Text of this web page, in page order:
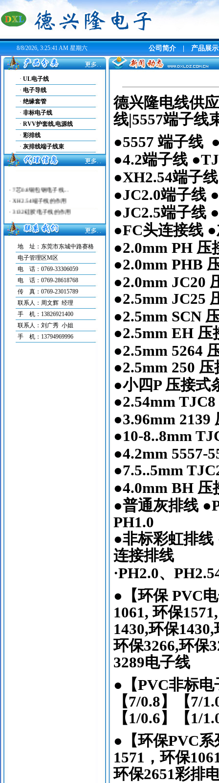
8/8/2026, 3:25:41 AM 星期六 公司简介|产品展示
· UL电子线
· 电子导线
· 绝缘套管
· 非标电子线
· RVV护套线,电源线
· 彩排线
· 灰排线端子线束
·2651彩排线有哪些规格及用途
10362铁氟龙高温连...
2464多芯屏蔽线材的...
地 址：东莞市东城中路赛格
电子管理区M区
电 话：0769-33306059
电 话：0769-28618768
传 真：0769-23015789
联系人：周文辉 经理
手 机：13826921400
联系人：刘广秀 小姐
手 机：13794969996
​德兴隆电线供应
线|5557端子线
●5557端子线
●4.2端子线
●XH2.54端子线
●JC2.0端子线
●JC2.5端子线●
●FC头连接线●
●2.0mm PH 压
●2.0mm PHB
●2.0mm JC20
●2.5mm JC25
●2.5mm SCN
●2.5mm EH 压
●2.5mm 5264
●2.5mm 250 压
●小四P 压接式
●2.54mm TJC8
●3.96mm 2139
●10-8..8mm
●4.2mm 5557-
●7.5..5mm
●4.0mm BH
●普通灰排线
PH1.0
●非标彩虹排线
连接排线
·PH2.0、
● 【环保PVC
1061,环保
1430,环保1430,
环保3266,环保
3289电子线
● 【PVC非标电
【7/0.8】【7/
【1/0.6】【1/
● 【环保PVC系
1571 ，环保
环保2651彩排